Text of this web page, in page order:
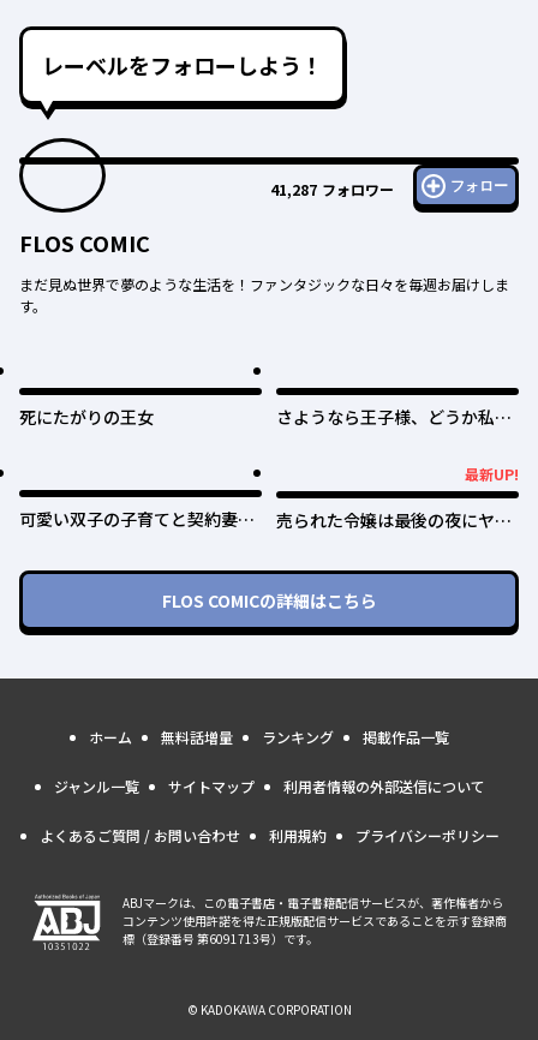
レーベルをフォローしよう！
41,287 フォロワー フォロー
FLOS COMIC
まだ見ぬ世界で夢のような生活を！ファンタジックな日々を毎週お届けしま
す。
死にたがりの王女
さようなら王子様、どうか私の
可愛い双子の子育てと契約妻は
最新UP!
売られた令嬢は最後の夜にヤリ
ていると、迎えに来たのは激重
王子様でした〜
FLOS COMICの詳細はこちら
ホーム 無料話増量 ランキング 掲載作品一覧
ジャンル一覧 サイトマップ 利用者情報の外部送信について
よくあるご質問 / お問い合わせ 利用規約 プライバシーポリシー
ABJマークは、この電子書店・電子書籍配信サービスが、著作権者から
コンテンツ使用許諾を得た正規版配信サービスであることを示す登録商
標（登録番号 第6091713号）です。
© KADOKAWA CORPORATION